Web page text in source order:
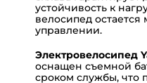
устойчивость к
велосипед
управлении.
Электровелосипед
оснащен съемной
сроком службы, что